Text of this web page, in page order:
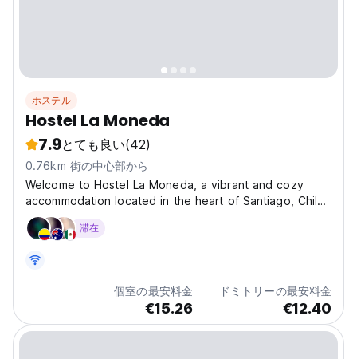
ホステル
Hostel La Moneda
7.9とても良い(42)
0.76km 街の中心部から
Welcome to Hostel La Moneda, a vibrant and cozy
accommodation located in the heart of Santiago, Chile.
Our hostel offers a welcoming atmosphere, perfect for
travelers seeking comfort, convenience, and mobility
滞在
個室の最安料金
€15.26
ドミトリーの最安料金
€12.40